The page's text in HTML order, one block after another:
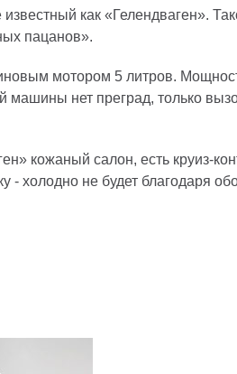
как «Гелендваген».
пацанов».
мотором 5 литров.
машины нет преград, только
кожаный салон, есть круиз-
холодно не будет благодаря